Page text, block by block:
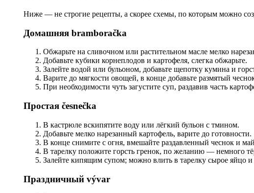
Ниже — не строгие рецепты, а скорее схемы, по которым можно
Домашняя bramboračka
Обжарьте на сливочном или растительном масле мелко
Добавьте кубики корнеплодов и картофеля, слегка обжарьте.
Залейте водой или бульоном, добавьте щепотку кумина и
Варите до мягкости овощей, в конце добавьте размятый
При необходимости чуть загустите суп, раздавив часть
Простая česnečka
В кастрюле вскипятите воду или лёгкий бульон с тмином.
Добавьте мелко нарезанный картофель, варите до готовности.
В конце снимите с огня, вмешайте раздавленный чеснок и
В тарелку положите горсть гренок, по желанию — немного
Залейте кипящим супом; можно влить в тарелку сырое яйцо и
Праздничный vývar